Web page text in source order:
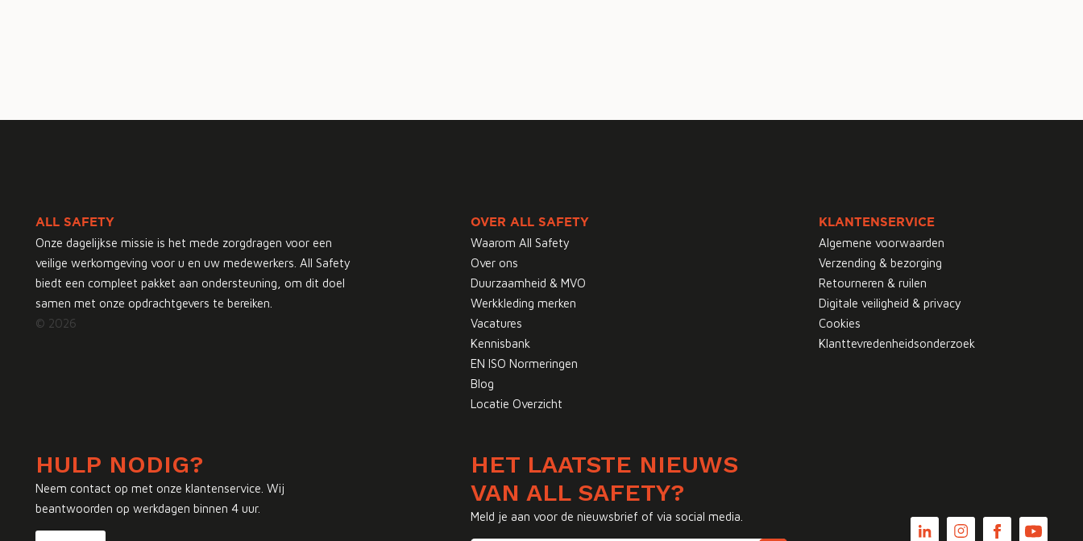
ALL SAFETY
Onze dagelijkse missie is het mede zorgdragen voor een
veilige werkomgeving voor u en uw medewerkers. All Safety
biedt een compleet pakket aan ondersteuning, om dit doel
samen met onze opdrachtgevers te bereiken.
© 2026
OVER ALL SAFETY
Waarom All Safety
Over ons
Duurzaamheid & MVO
Werkkleding merken
Vacatures
Kennisbank
EN ISO Normeringen
Blog
Locatie Overzicht
KLANTENSERVICE
Algemene voorwaarden
Verzending & bezorging
Retourneren & ruilen
Digitale veiligheid & privacy
Cookies
Klanttevredenheidsonderzoek
HULP NODIG?
Neem contact op met onze klantenservice. Wij
beantwoorden op werkdagen binnen 4 uur.
HET LAATSTE NIEUWS
VAN ALL SAFETY?
Meld je aan voor de nieuwsbrief of via social media.